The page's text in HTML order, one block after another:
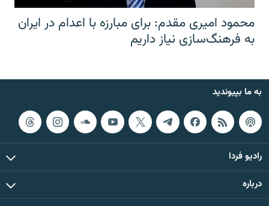
محمود امیری مقدم: برای مبارزه با اعدام در ایران
به فرهنگ‌سازی نیاز داریم
به ما بپیوندید
رادیو فردا
درباره